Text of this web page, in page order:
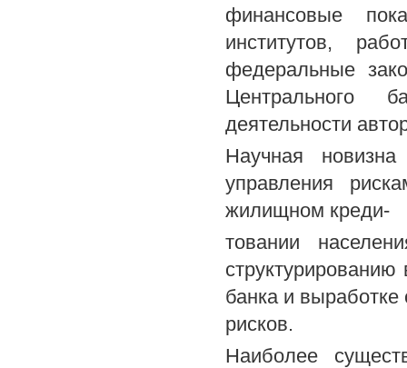
финансовые
институтов,
федеральные
Центрального
деятельности
Научная
управления
жилищном креди-
товании
банка и
рисков.
Наиболее